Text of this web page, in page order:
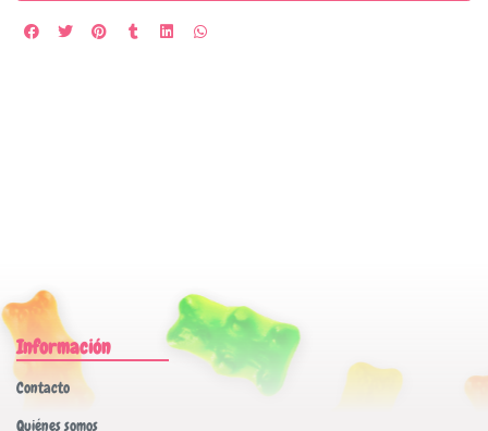
Información
Contacto
Quiénes somos